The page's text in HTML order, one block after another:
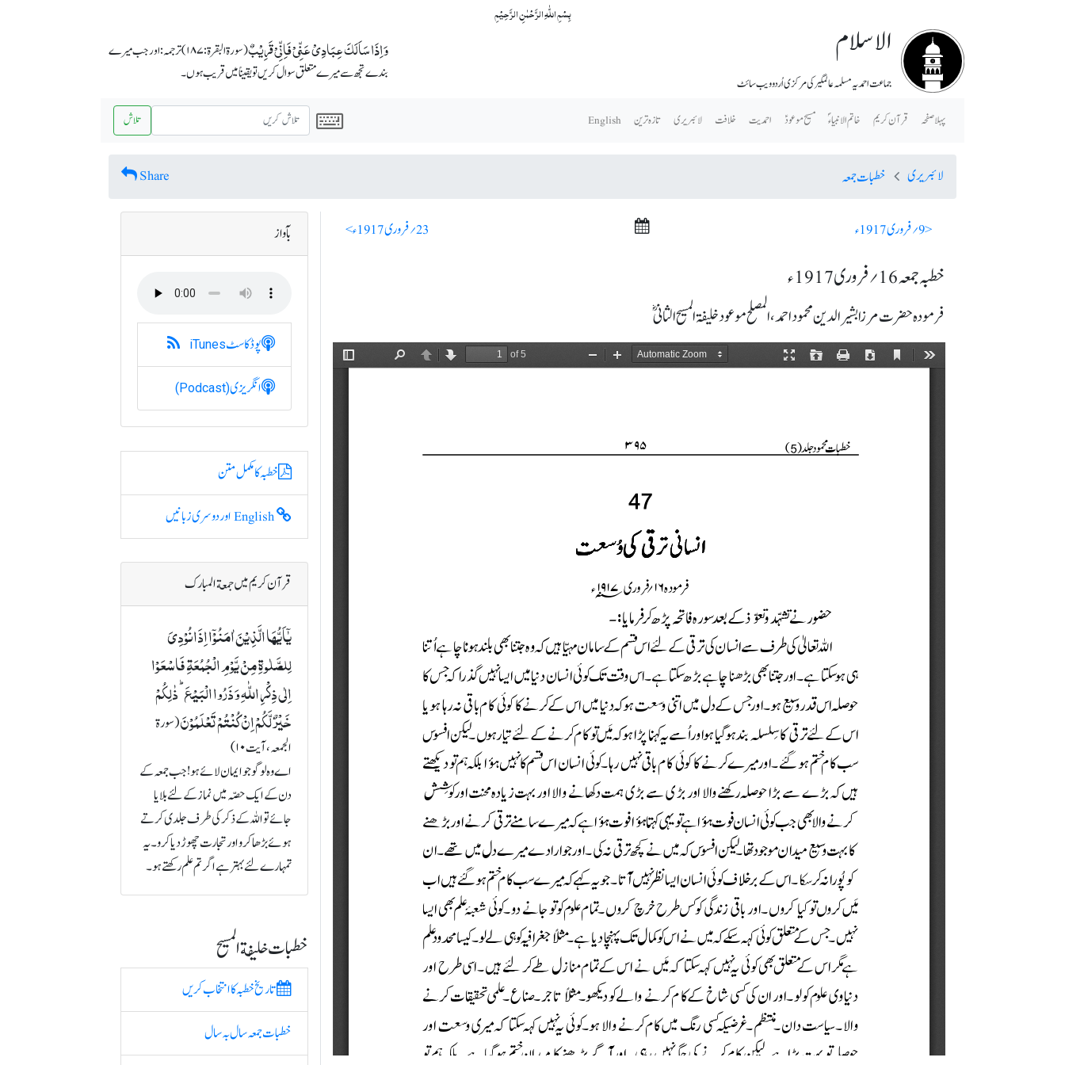
بِسۡمِ اللّٰہِ الرَّحۡمٰنِ الرَّحِیۡمِ
الاسلام
جماعت احمدیہ مسلمہ عالمگیر کی مرکزی اُردو ویب سائٹ
وَ اِذَا سَاَلَکَ عِبَادِیۡ عَنِّیۡ فَاِنِّیۡ قَرِیۡبٌ
(سورة البقرة :۱۸۷) ترجمہ: اور جب میرے
بندے تجھ سے میرے متعلق سوال کریں تو یقیناً میں قریب ہوں۔
پہلا صفحہ قرآن کریم خاتم الانبیاء ؐ مسیح موعودؑ احمدیت خلافت لائبریری تازہ ترین English تلاش
لائبریری خطبات جمعہ Share
< 9؍ فروری 1917ء 23؍ فروری 1917ء >
خطبہ جمعہ 16؍ فروری 1917ء
فرمودہ حضرت مرزا بشیرالدین محمود احمد، المصلح موعود خلیفۃ المسیح الثانیؓ
بآواز
پوڈکاسٹiTunes
انگریزی(Podcast)
خطبہ کا مکمل متن
English اور دوسری زبانیں
قرآن کریم میں جمعة المبارک
یٰۤاَیُّہَا الَّذِیۡنَ اٰمَنُوۡۤا اِذَا نُوۡدِیَ
لِلصَّلٰوۃِ مِنۡ یَّوۡمِ الۡجُمُعَۃِ فَاسۡعَوۡا
اِلٰی ذِکۡرِ اللّٰہِ وَ ذَرُوا الۡبَیۡعَ ؕ ذٰلِکُمۡ
خَیۡرٌ لَّکُمۡ اِنۡ کُنۡتُمۡ تَعۡلَمُوۡنَ(سورة
الجمعہ، آیت ۱۰)
اے وہ لوگو جو ایمان لائے ہو! جب جمعہ کے
دن کے ایک حصّہ میں نماز کے لئے بلایا
جائے تو اللہ کے ذکر کی طرف جلدی کرتے
ہوئے بڑھا کرو اور تجارت چھوڑ دیا کرو۔ یہ
تمہارے لئے بہتر ہے اگر تم علم رکھتے ہو۔
خطبات خلیفة المسیح
تاریخ خطبہ کا انتخاب کریں
خطبات جمعہ سال بہ سال